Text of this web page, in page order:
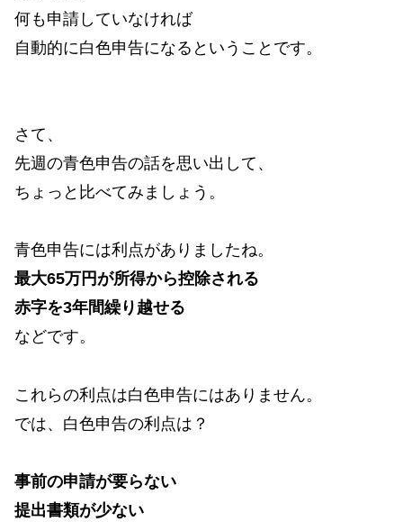
何も申請していなければ
自動的に白色申告になるということです。
さて、
先週の青色申告の話を思い出して、
ちょっと比べてみましょう。
青色申告には利点がありましたね。
最大65万円が所得から控除される
赤字を3年間繰り越せる
などです。
これらの利点は白色申告にはありません。
では、白色申告の利点は？
事前の申請が要らない
提出書類が少ない